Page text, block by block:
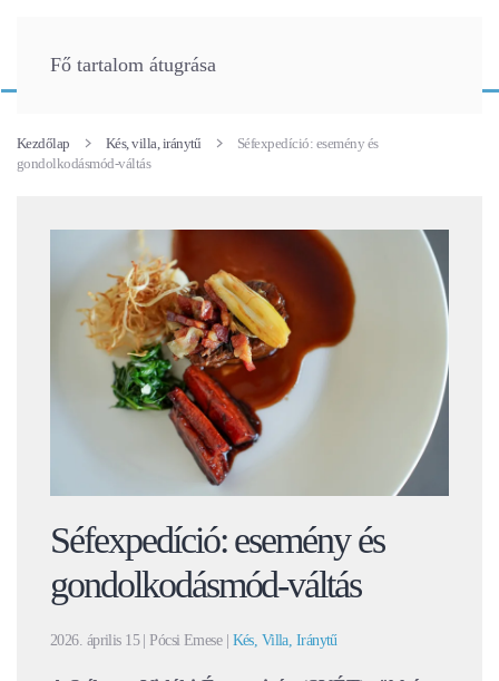
Fő tartalom átugrása
Kezdőlap Kés, villa, iránytű
Séfexpedíció: esemény és
gondolkodásmód-váltás
Séfexpedíció: esemény és
gondolkodásmód-váltás
2026. április 15| Pócsi Emese | Kés, Villa, Iránytű